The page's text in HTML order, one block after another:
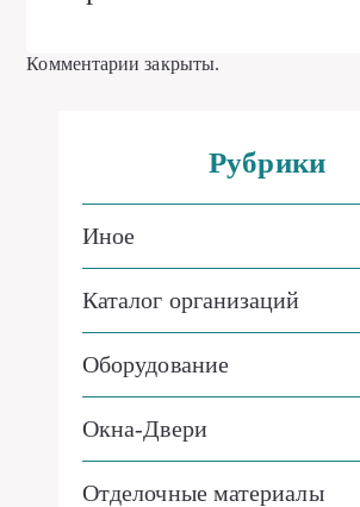
Комментарии закрыты.
Рубрики
Иное
Каталог организаций
Оборудование
Окна-Двери
Отделочные материалы